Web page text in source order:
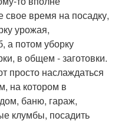
свое время на посадку,
урожая,
а потом уборку
в общем - заготовки.
просто наслаждаться
на котором в
баню, гараж,
клумбы, посадить